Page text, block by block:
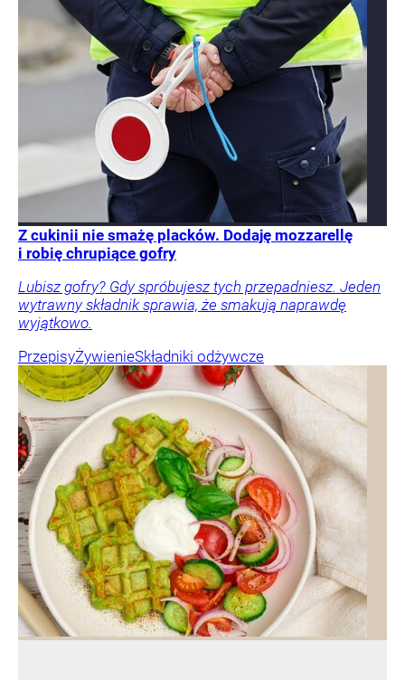
Z cukinii nie smażę placków. Dodaję mozzarellę
i robię chrupiące gofry
Lubisz gofry? Gdy spróbujesz tych przepadniesz. Jeden
wytrawny składnik sprawia, że smakują naprawdę
wyjątkowo.
PrzepisyŻywienieSkładniki odżywcze